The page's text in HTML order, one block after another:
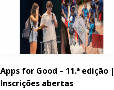
Apps for Good – 11.ª edição |
Inscrições abertas